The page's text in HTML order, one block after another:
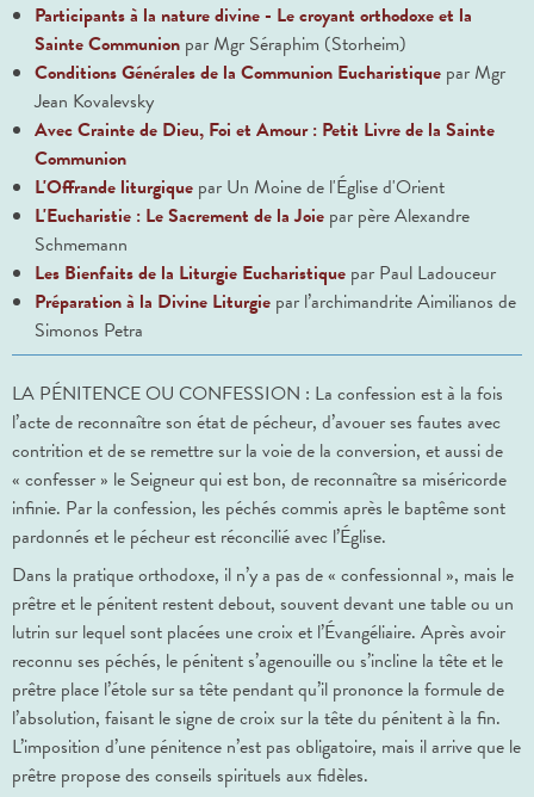
Participants à la nature divine - Le croyant orthodoxe et la
Sainte Communion par Mgr Séraphim (Storheim)
Conditions Générales de la Communion Eucharistique par Mgr
Jean Kovalevsky
Avec Crainte de Dieu, Foi et Amour : Petit Livre de la Sainte
Communion
L'Offrande liturgique par Un Moine de l'Église d'Orient
L'Eucharistie : Le Sacrement de la Joie par père Alexandre
Schmemann
Les Bienfaits de la Liturgie Eucharistique par Paul Ladouceur
Préparation à la Divine Liturgie par l’archimandrite Aimilianos de
Simonos Petra
LA PÉNITENCE OU CONFESSION : La confession est à la fois
l’acte de reconnaître son état de pécheur, d’avouer ses fautes avec
contrition et de se remettre sur la voie de la conversion, et aussi de
« confesser » le Seigneur qui est bon, de reconnaître sa miséricorde
infinie. Par la confession, les péchés commis après le baptême sont
pardonnés et le pécheur est réconcilié avec l’Église.
Dans la pratique orthodoxe, il n’y a pas de « confessionnal », mais le
prêtre et le pénitent restent debout, souvent devant une table ou un
lutrin sur lequel sont placées une croix et l’Évangéliaire. Après avoir
reconnu ses péchés, le pénitent s’agenouille ou s’incline la tête et le
prêtre place l’étole sur sa tête pendant qu’il prononce la formule de
l’absolution, faisant le signe de croix sur la tête du pénitent à la fin.
L’imposition d’une pénitence n’est pas obligatoire, mais il arrive que le
prêtre propose des conseils spirituels aux fidèles.